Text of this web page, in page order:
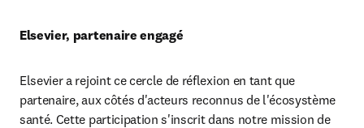
Elsevier, partenaire engagé
Elsevier a rejoint ce cercle de réflexion en tant que
partenaire, aux côtés d'acteurs reconnus de l'écosystème
santé. Cette participation s'inscrit dans notre mission de